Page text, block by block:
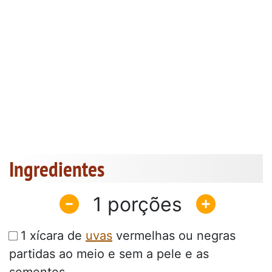
Ingredientes
1
1 xícara de uvas vermelhas ou negras
partidas ao meio e sem a pele e as